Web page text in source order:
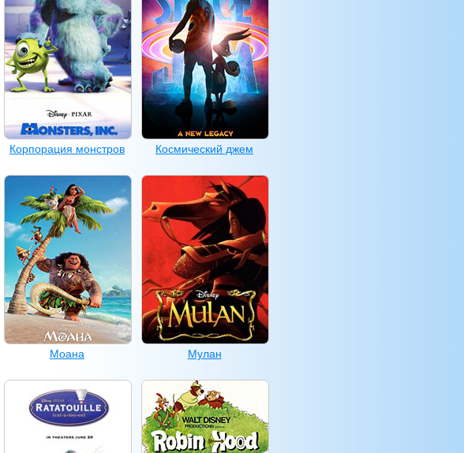
Корпорация монстров Космический джем
Моана Мулан